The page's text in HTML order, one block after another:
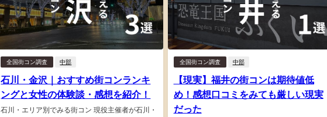
全国街コン調査 中部
石川・金沢｜おすすめ街コンランキ
ングと女性の体験談・感想を紹介！
石川・エリア別でみる街コン 現役主催者が石川・
全国街コン調査 中部
【現実】福井の街コンは期待値低
め！感想口コミをみても厳しい現実
だった